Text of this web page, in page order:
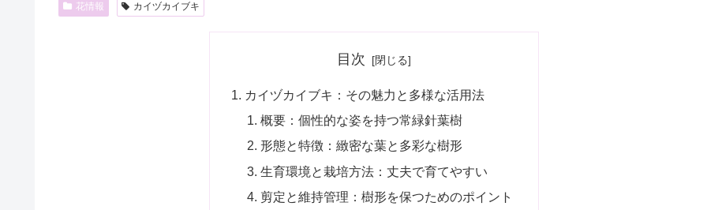
花情報 カイヅカイブキ
目次
カイヅカイブキ：その魅力と多様な活用法
概要：個性的な姿を持つ常緑針葉樹
形態と特徴：緻密な葉と多彩な樹形
生育環境と栽培方法：丈夫で育てやすい
剪定と維持管理：樹形を保つためのポイント